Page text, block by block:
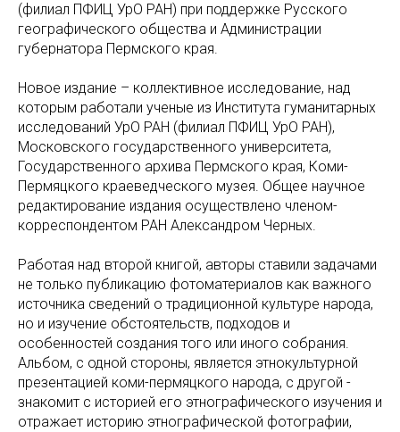
(филиал ПФИЦ УрО РАН) при поддержке Русского
географического общества и Администрации
губернатора Пермского края.
Новое издание – коллективное исследование, над
которым работали ученые из Института гуманитарных
исследований УрО РАН (филиал ПФИЦ УрО РАН),
Московского государственного университета,
Государственного архива Пермского края, Коми-
Пермяцкого краеведческого музея. Общее научное
редактирование издания осуществлено членом-
корреспондентом РАН Александром Черных.
Работая над второй книгой, авторы ставили задачами
не только публикацию фотоматериалов как важного
источника сведений о традиционной культуре народа,
но и изучение обстоятельств, подходов и
особенностей создания того или иного собрания.
Альбом, с одной стороны, является этнокультурной
презентацией коми-пермяцкого народа, с другой -
знакомит с историей его этнографического изучения и
отражает историю этнографической фотографии,